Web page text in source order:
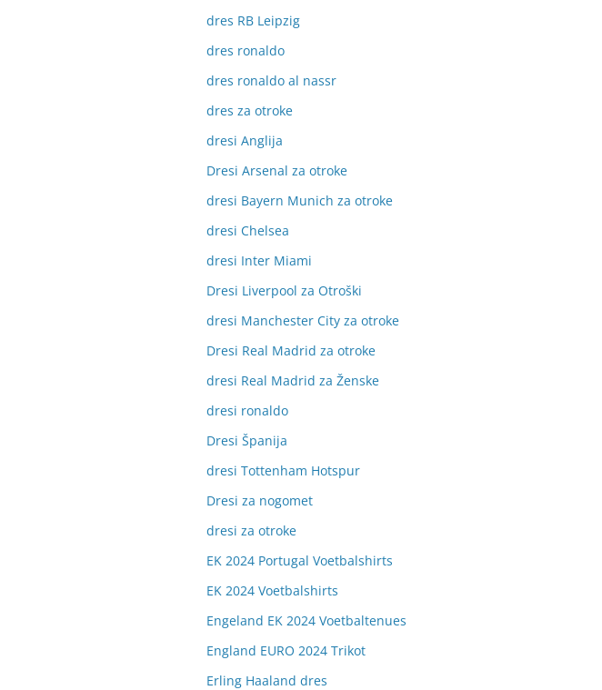
dres RB Leipzig
dres ronaldo
dres ronaldo al nassr
dres za otroke
dresi Anglija
Dresi Arsenal za otroke
dresi Bayern Munich za otroke
dresi Chelsea
dresi Inter Miami
Dresi Liverpool za Otroški
dresi Manchester City za otroke
Dresi Real Madrid za otroke
dresi Real Madrid za Ženske
dresi ronaldo
Dresi Španija
dresi Tottenham Hotspur
Dresi za nogomet
dresi za otroke
EK 2024 Portugal Voetbalshirts
EK 2024 Voetbalshirts
Engeland EK 2024 Voetbaltenues
England EURO 2024 Trikot
Erling Haaland dres